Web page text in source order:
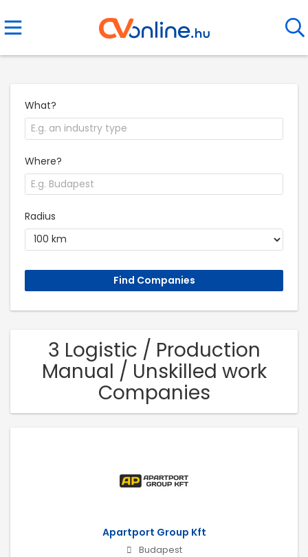
What?
Where?
Radius
3 Logistic / Production
Manual / Unskilled work
Companies
Apartport Group Kft
Budapest